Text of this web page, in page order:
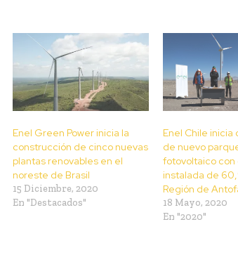
Enel Green Power inicia la
construcción de cinco nuevas
plantas renovables en el
noreste de Brasil
15 Diciembre, 2020
En "Destacados"
Enel Chile inicia
de nuevo
fotovoltaico con
instalada de
Región de
18 Mayo, 2020
En "2020"